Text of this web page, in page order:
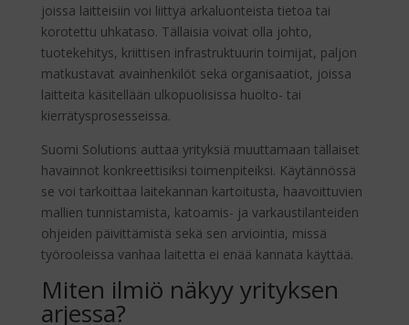
joissa laitteisiin voi liittyä arkaluonteista tietoa tai
korotettu uhkataso. Tällaisia voivat olla johto,
tuotekehitys, kriittisen infrastruktuurin toimijat, paljon
matkustavat avainhenkilöt sekä organisaatiot, joissa
laitteita käsitellään ulkopuolisissa huolto- tai
kierrätysprosesseissa.
Suomi Solutions auttaa yrityksiä muuttamaan tällaiset
havainnot konkreettisiksi toimenpiteiksi. Käytännössä
se voi tarkoittaa laitekannan kartoitusta, haavoittuvien
mallien tunnistamista, katoamis- ja varkaustilanteiden
ohjeiden päivittämistä sekä sen arviointia, missä
työrooleissa vanhaa laitetta ei enää kannata käyttää.
Miten ilmiö näkyy yrityksen
arjessa?